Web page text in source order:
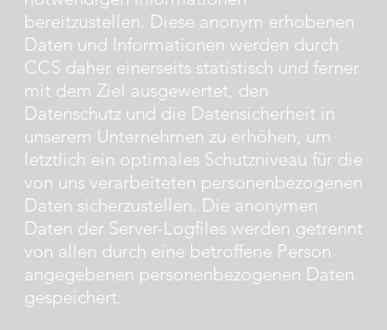
bereitzustellen. Diese anonym erhobenen
Daten und Informationen werden durch
CCS daher einerseits statistisch und ferner
mit dem Ziel ausgewertet, den
Datenschutz und die Datensicherheit in
unserem Unternehmen zu erhöhen, um
letztlich ein optimales Schutzniveau für die
von uns verarbeiteten personenbezogenen
Daten sicherzustellen. Die anonymen
Daten der Server-Logfiles werden getrennt
von allen durch eine betroffene Person
angegebenen personenbezogenen Daten
gespeichert.